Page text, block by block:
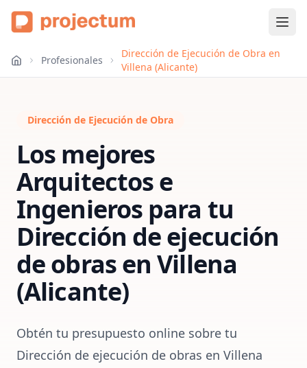
Profesionales
Dirección de Ejecución de Obra en
Villena (Alicante)
Dirección de Ejecución de Obra
Los mejores
Arquitectos e
Ingenieros para tu
Dirección de ejecución
de obrasenVillena
(Alicante)
Obtén tu presupuesto online sobre tu
Dirección de ejecución de obras en Villena